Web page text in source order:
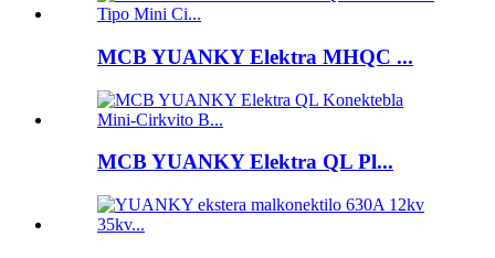
MCB YUANKY Elektra MHQC ...
MCB YUANKY Elektra QL Pl...